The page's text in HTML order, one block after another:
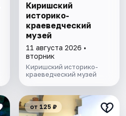
Киришский
историко-
краеведческий
музей
11 августа 2026 •
вторник
Киришский историко-
краеведческий музей
от 125 ₽